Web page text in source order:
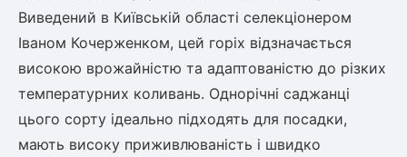
Виведений в Київській області селекціонером
Іваном Кочерженком, цей горіх відзначається
високою врожайністю та адаптованістю до різких
температурних коливань. Однорічні саджанці
цього сорту ідеально підходять для посадки,
мають високу приживлюваність і швидко